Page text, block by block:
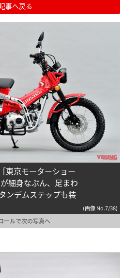
事へ戻る
東京モーターショー
身なぶん、足まわ
ンデムステップも装
(画像 No.7/38)
ールで次の写真へ